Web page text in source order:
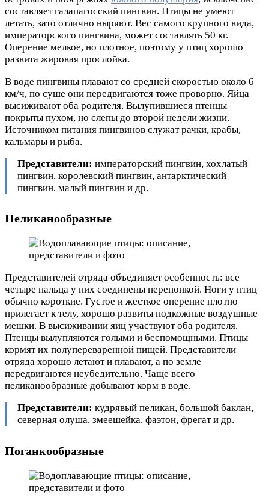
составляет галапагосский пингвин. Птицы не умеют
летать, зато отлично ныряют. Вес самого крупного вида,
императорского пингвина, может составлять 50 кг.
Оперение мелкое, но плотное, поэтому у птиц хорошо
развита жировая прослойка.
В воде пингвины плавают со средней скоростью около 6
км/ч, по суше они передвигаются тоже проворно. Яйца
высиживают оба родителя. Вылупившиеся птенцы
покрыты пухом, но слепы до второй недели жизни.
Источником питания пингвинов служат рачки, крабы,
кальмары и рыба.
Представители: императорский пингвин, хохлатый
пингвин, королевский пингвин, антарктический
пингвин, малый пингвин и др.
Пеликанообразные
Представителей отряда объединяет особенность: все
четыре пальца у них соединены перепонкой. Ноги у птиц
обычно короткие. Густое и жесткое оперение плотно
прилегает к телу, хорошо развиты подкожные воздушные
мешки. В высиживании яиц участвуют оба родителя.
Птенцы вылупляются голыми и беспомощными. Птицы
кормят их полупереваренной пищей. Представители
отряда хорошо летают и плавают, а по земле
передвигаются неубедительно. Чаще всего
пеликанообразные добывают корм в воде.
Представители: кудрявый пеликан, большой баклан,
северная олуша, змеешейка, фаэтон, фрегат и др.
Поганкообразные